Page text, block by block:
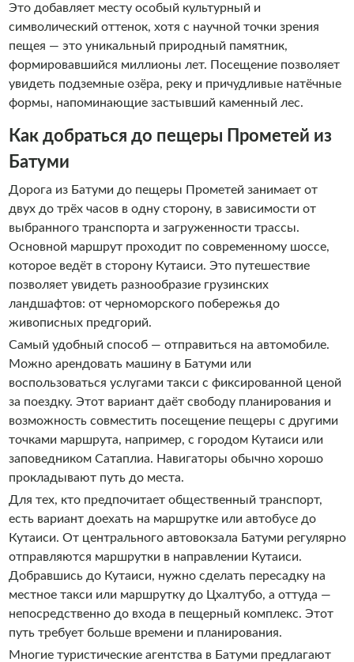
Это добавляет месту особый культурный и
символический оттенок, хотя с научной точки зрения
пещея — это уникальный природный памятник,
формировавшийся миллионы лет. Посещение позволяет
увидеть подземные озёра, реку и причудливые натёчные
формы, напоминающие застывший каменный лес.
Как добраться до пещеры Прометей из
Батуми
Дорога из Батуми до пещеры Прометей занимает от
двух до трёх часов в одну сторону, в зависимости от
выбранного транспорта и загруженности трассы.
Основной маршрут проходит по современному шоссе,
которое ведёт в сторону Кутаиси. Это путешествие
позволяет увидеть разнообразие грузинских
ландшафтов: от черноморского побережья до
живописных предгорий.
Самый удобный способ — отправиться на автомобиле.
Можно арендовать машину в Батуми или
воспользоваться услугами такси с фиксированной ценой
за поездку. Этот вариант даёт свободу планирования и
возможность совместить посещение пещеры с другими
точками маршрута, например, с городом Кутаиси или
заповедником Сатаплиа. Навигаторы обычно хорошо
прокладывают путь до места.
Для тех, кто предпочитает общественный транспорт,
есть вариант доехать на маршрутке или автобусе до
Кутаиси. От центрального автовокзала Батуми регулярно
отправляются маршрутки в направлении Кутаиси.
Добравшись до Кутаиси, нужно сделать пересадку на
местное такси или маршрутку до Цхалтубо, а оттуда —
непосредственно до входа в пещерный комплекс. Этот
путь требует больше времени и планирования.
Многие туристические агентства в Батуми предлагают